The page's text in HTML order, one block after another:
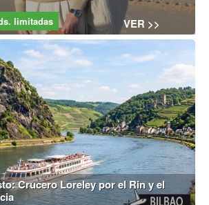
limitadas VER >>
Crucero Loreley por el Rin y el